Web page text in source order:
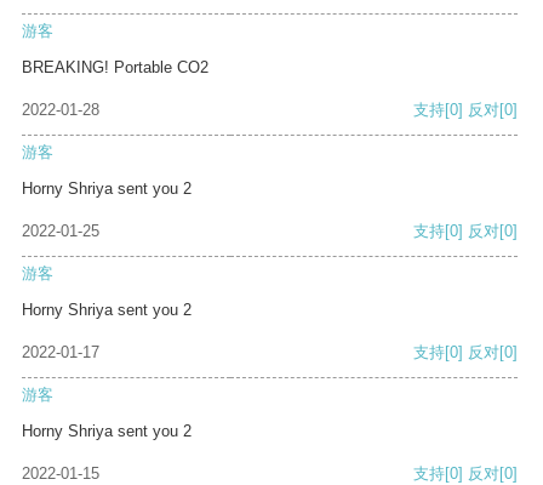
游客
BREAKING! Portable CO2
2022-01-28 支持[0] 反对[0]
游客
Horny Shriya sent you 2
2022-01-25 支持[0] 反对[0]
游客
Horny Shriya sent you 2
2022-01-17 支持[0] 反对[0]
游客
Horny Shriya sent you 2
2022-01-15 支持[0] 反对[0]